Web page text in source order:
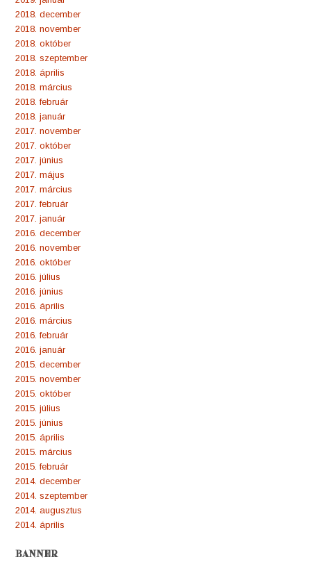
2018. december
2018. november
2018. október
2018. szeptember
2018. április
2018. március
2018. február
2018. január
2017. november
2017. október
2017. június
2017. május
2017. március
2017. február
2017. január
2016. december
2016. november
2016. október
2016. július
2016. június
2016. április
2016. március
2016. február
2016. január
2015. december
2015. november
2015. október
2015. július
2015. június
2015. április
2015. március
2015. február
2014. december
2014. szeptember
2014. augusztus
2014. április
BANNER